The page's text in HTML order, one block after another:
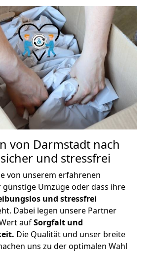
von Darmstadt nach
sicher und stressfrei
von unserem erfahrenen
Umzüge oder dass ihre
und stressfrei
Dabei legen unsere Partner
aufSorgfalt und
Die Qualität und unser breite
uns zu der optimalen Wahl